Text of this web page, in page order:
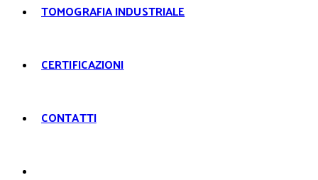
TOMOGRAFIA INDUSTRIALE
CERTIFICAZIONI
CONTATTI